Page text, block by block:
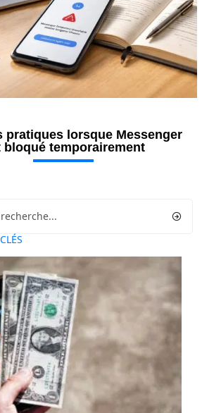
pratiques lorsque Messenger
bloqué temporairement